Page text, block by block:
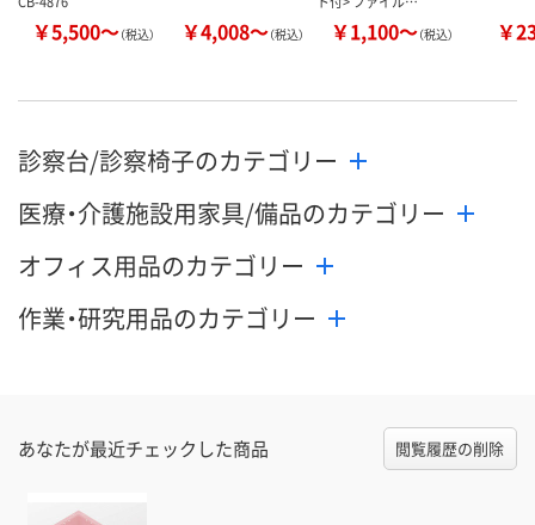
￥5,500～（税込） ￥4,008～（税込） ￥1,100～（税込） ￥
診察台/診察椅子のカテゴリー
医療・介護施設用家具/備品のカテゴリー
オフィス用品のカテゴリー
作業・研究用品のカテゴリー
あなたが最近チェックした商品 閲覧履歴の削除